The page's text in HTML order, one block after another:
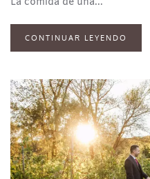
CONTINUAR LEYENDO